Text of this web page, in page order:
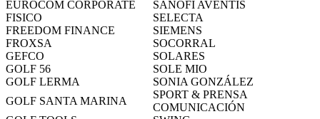
EUROCOM CORPORATE
SANOFI AVENTIS
FISICO
SELECTA
FREEDOM FINANCE
SIEMENS
FROXSA
SOCORRAL
GEFCO
SOLARES
GOLF 56
SOLE MIO
GOLF LERMA
SONIA GONZÁLEZ
GOLF SANTA MARINA
SPORT & PRENSA
COMUNICACIÓN